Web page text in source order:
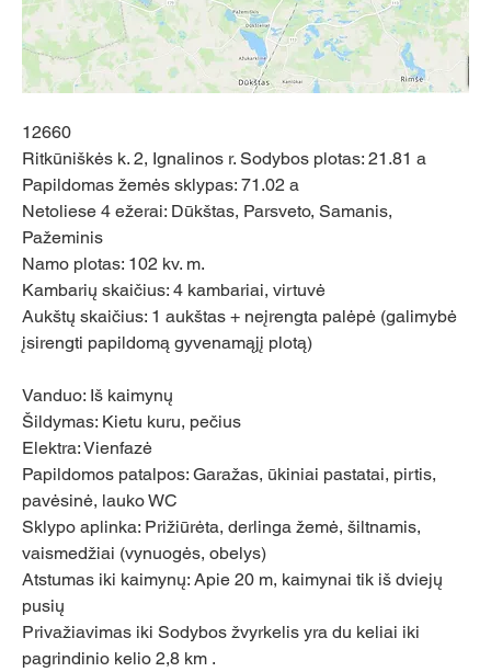
12660
Ritkūniškės k. 2, Ignalinos r. Sodybos plotas: 21.81 a
Papildomas žemės sklypas: 71.02 a
Netoliese 4 ežerai: Dūkštas, Parsveto, Samanis,
Pažeminis
Namo plotas: 102 kv. m.
Kambarių skaičius: 4 kambariai, virtuvė
Aukštų skaičius: 1 aukštas + neįrengta palėpė (galimybė
įsirengti papildomą gyvenamąjį plotą)
Vanduo: Iš kaimynų
Šildymas: Kietu kuru, pečius
Elektra: Vienfazė
Papildomos patalpos: Garažas, ūkiniai pastatai, pirtis,
pavėsinė, lauko WC
Sklypo aplinka: Prižiūrėta, derlinga žemė, šiltnamis,
vaismedžiai (vynuogės, obelys)
Atstumas iki kaimynų: Apie 20 m, kaimynai tik iš dviejų
pusių
Privažiavimas iki Sodybos žvyrkelis yra du keliai iki
pagrindinio kelio 2,8 km .